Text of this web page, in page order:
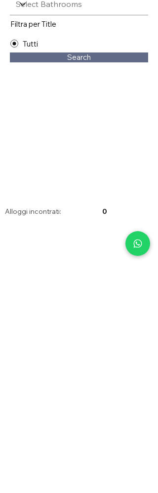
Filtra per Title
Tutti
Search
Alloggi incontrati: 0